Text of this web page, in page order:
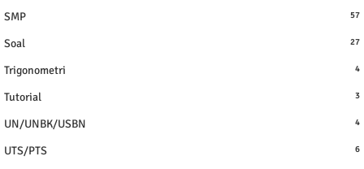
SMP 57
Soal 27
Trigonometri 4
Tutorial 3
UN/UNBK/USBN 4
UTS/PTS 6